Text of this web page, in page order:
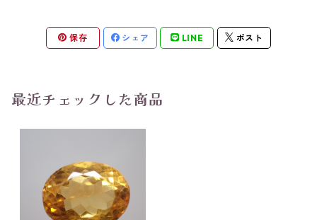
保存 シェア LINE ポスト
最近チェックした商品